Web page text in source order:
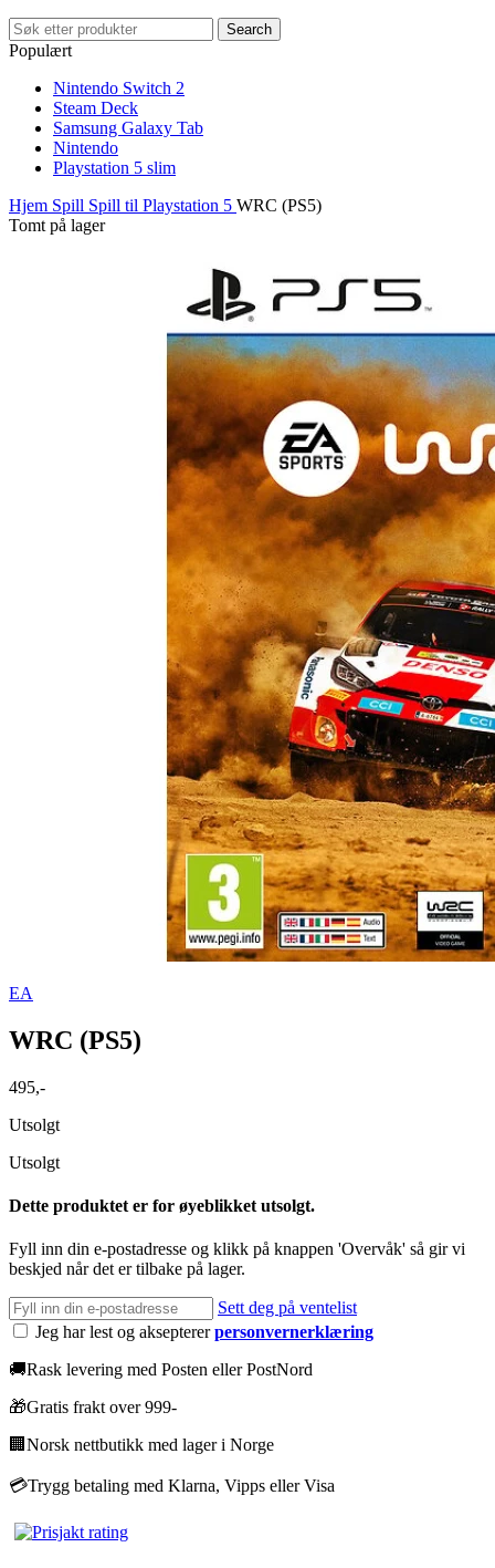
Search
Populært
Nintendo Switch 2
Steam Deck
Samsung Galaxy Tab
Nintendo
Playstation 5 slim
Hjem Spill Spill til Playstation 5 WRC (PS5)
Tomt på lager
EA
WRC (PS5)
495,-
Utsolgt
Utsolgt
Dette produktet er for øyeblikket utsolgt.
Fyll inn din e-postadresse og klikk på knappen 'Overvåk' så gir vi
beskjed når det er tilbake på lager.
Sett deg på ventelist
Jeg har lest og akseptererpersonvernerklæring
🚚Rask levering med Posten eller PostNord
🎁Gratis frakt over 999-
🏢 Norsk nettbutikk med lager i Norge
💳Trygg betaling med Klarna, Vipps eller Visa